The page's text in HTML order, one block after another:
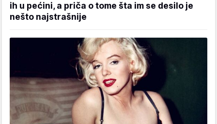
ih u pećini, a priča o tome šta im se desilo je
nešto najstrašnije